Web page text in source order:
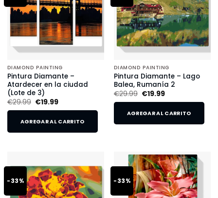
DIAMOND PAINTING
Pintura Diamante –
Atardecer en la ciudad
(Lote de 3)
€29.99 €19.99
AGREGAR AL CARRITO
DIAMOND PAINTING
Pintura Diamante – Lago
Balea, Rumanía 2
€29.99 €19.99
AGREGAR AL CARRITO
-33% -33%